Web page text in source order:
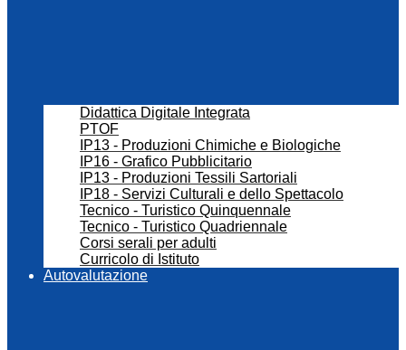
Didattica Digitale Integrata
PTOF
IP13 - Produzioni Chimiche e Biologiche
IP16 - Grafico Pubblicitario
IP13 - Produzioni Tessili Sartoriali
IP18 - Servizi Culturali e dello Spettacolo
Tecnico - Turistico Quinquennale
Tecnico - Turistico Quadriennale
Corsi serali per adulti
Curricolo di Istituto
Autovalutazione